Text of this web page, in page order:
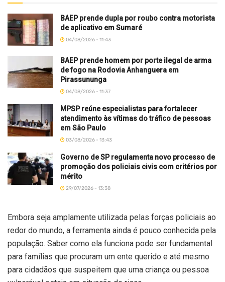
BAEP prende dupla por roubo contra motorista
de aplicativo em Sumaré
04/08/2026 - 11:43
BAEP prende homem por porte ilegal de arma
de fogo na Rodovia Anhanguera em
Pirassununga
04/08/2026 - 11:37
MPSP reúne especialistas para fortalecer
atendimento às vítimas do tráfico de pessoas
em São Paulo
03/08/2026 - 13:43
Governo de SP regulamenta novo processo de
promoção dos policiais civis com critérios por
mérito
29/07/2026 - 13:38
Embora seja amplamente utilizada pelas forças policiais ao
redor do mundo, a ferramenta ainda é pouco conhecida pela
população. Saber como ela funciona pode ser fundamental
para famílias que procuram um ente querido e até mesmo
para cidadãos que suspeitem que uma criança ou pessoa